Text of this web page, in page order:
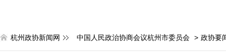
杭州政协新闻网 中国人民政治协商会议杭州市委员会 > 政协要